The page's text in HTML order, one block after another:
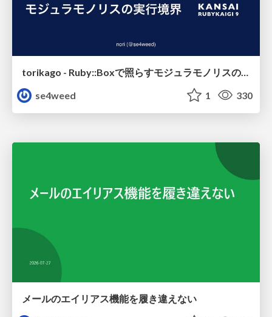
se4weed
1 330
メールのエイリアス機能を履き違えない